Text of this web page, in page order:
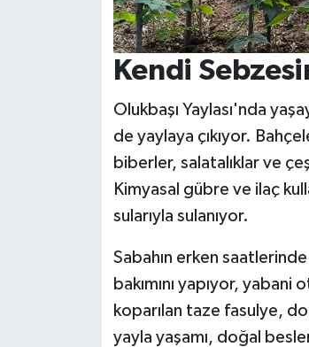
Kendi
Olukbaşı Yaylası'nda
de yaylaya çıkıyor.
biberler, salatalıklar ve
Kimyasal gübre ve ilaç
sularıyla sulanıyor.
Sabahın erken
bakımını yapıyor,
koparılan taze fasulye,
yayla yaşamı, doğal